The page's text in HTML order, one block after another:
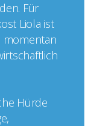
Für
Liola ist
momentan
Hürde